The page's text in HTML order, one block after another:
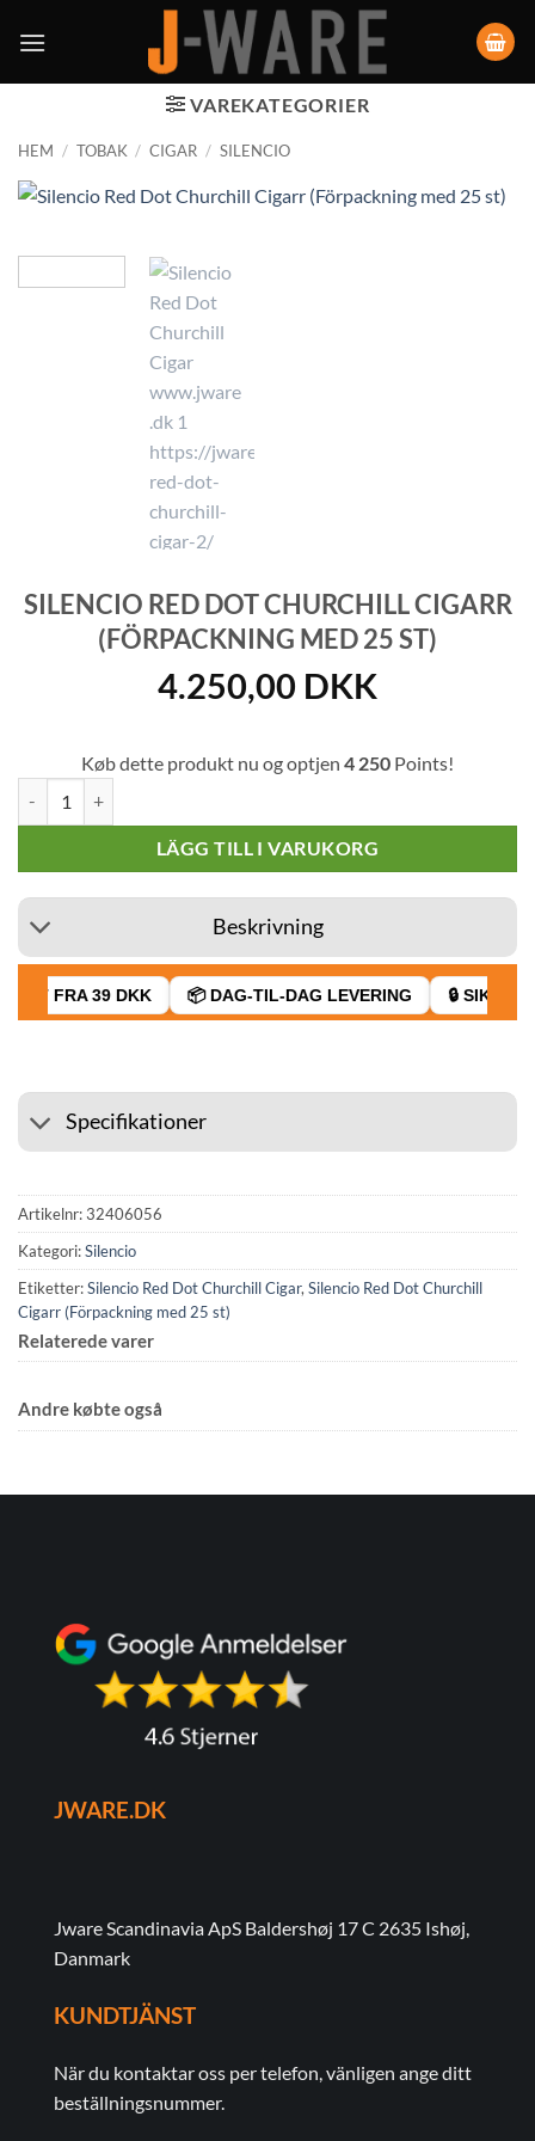
VAREKATEGORIER
HEM / TOBAK / CIGAR / SILENCIO
SILENCIO RED DOT CHURCHILL CIGARR
(FÖRPACKNING MED 25 ST)
4.250,00 DKK
Køb dette produkt nu og optjen 4 250 Points!
LÄGG TILL I VARUKORG
Beskrivning
FRA 39 DKK 📦 DAG-TIL-DAG LEVERING 🔒 SIKKER
Specifikationer
Artikelnr:32406056
Kategori:Silencio
Etiketter:Silencio Red Dot Churchill Cigar, Silencio Red Dot Churchill
Cigarr (Förpackning med 25 st)
Relaterede varer
Andre købte også
JWARE.DK
Jware Scandinavia ApS Baldershøj 17 C 2635 Ishøj,
Danmark
KUNDTJÄNST
När du kontaktar oss per telefon, vänligen ange ditt
beställningsnummer.